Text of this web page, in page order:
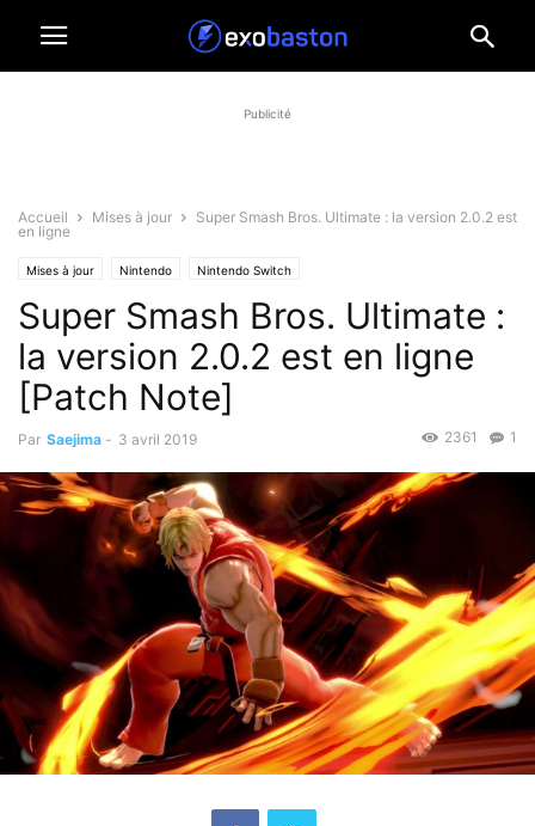
Publicité
Accueil Mises à jour
Super Smash Bros. Ultimate : la version 2.0.2 est
en ligne
Mises à jour Nintendo Nintendo Switch
Super Smash Bros. Ultimate :
la version 2.0.2 est en ligne
[Patch Note]
Par Saejima - 3 avril 2019 1
2361